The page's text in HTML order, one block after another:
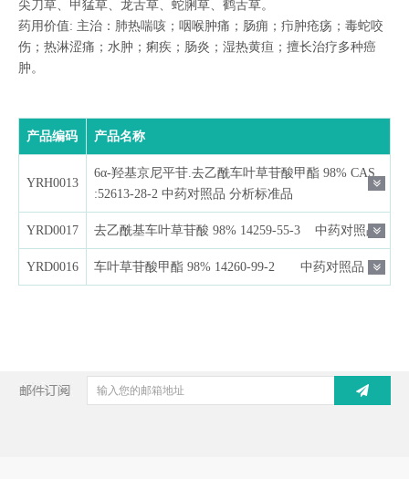
尖刀草、甲猛草、龙舌草、蛇脷草、鹤舌草。
药用价值: 主治：肺热喘咳；咽喉肿痛；肠痈；疖肿疮疡；毒蛇咬
伤；热淋涩痛；水肿；痢疾；肠炎；湿热黄疸；擅长治疗多种癌
肿。
产品编码 产品名称
YRH0013
6α-羟基京尼平苷.去乙酰车叶草苷酸甲酯 98% CAS
:52613-28-2 中药对照品 分析标准品
YRD0017 去乙酰基车叶草苷酸 98% 14259-55-3 中药对照品
YRD0016 车叶草苷酸甲酯 98% 14260-99-2 中药对照品